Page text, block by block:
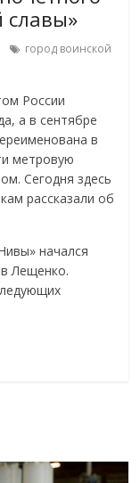
славы»
город воинской
России
а в сентябре
в
метровую
Сегодня здесь
рассказали об
начался
Лещенко.